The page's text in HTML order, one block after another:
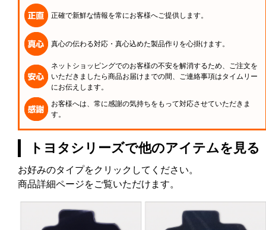
正確で新鮮な情報を常にお客様へご提供します。
真心の伝わる対応・真心込めた製品作りを心掛けます。
ネットショッピングでのお客様の不安を解消するため、ご注文を
いただきましたら商品お届けまでの間、ご連絡事項はタイムリー
にお伝えします。
お客様へは、常に感謝の気持ちをもって対応させていただきま
す。
トヨタシリーズで他のアイテムを見る
お好みのタイプをクリックしてください。
商品詳細ページをご覧いただけます。